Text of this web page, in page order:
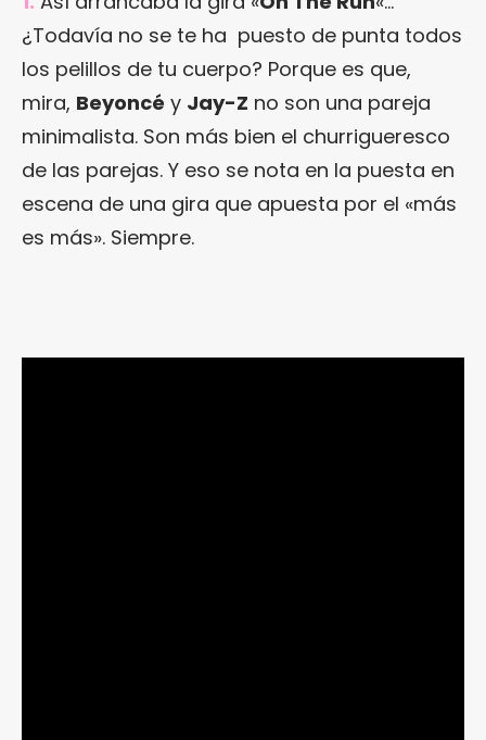
¿Todavía no se te ha puesto de punta todos
los pelillos de tu cuerpo? Porque es que,
mira, Beyoncé y Jay-Z no son una pareja
minimalista. Son más bien el churrigueresco
de las parejas. Y eso se nota en la puesta en
escena de una gira que apuesta por el «más
es más». Siempre.